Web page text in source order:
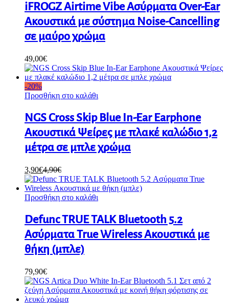
iFROGZ Airtime Vibe Ασύρματα Over-Ear
Ακουστικά με σύστημα Noise-Cancelling
σε μαύρο χρώμα
49,00€
-20%
Προσθήκη στο καλάθι
NGS Cross Skip Blue In-Ear Earphone
Ακουστικά Ψείρες με πλακέ καλώδιο 1,2
μέτρα σε μπλε χρώμα
3,90€4,90€
Προσθήκη στο καλάθι
Defunc TRUE TALK Bluetooth 5.2
Ασύρματα True Wireless Ακουστικά με
θήκη (μπλε)
79,90€